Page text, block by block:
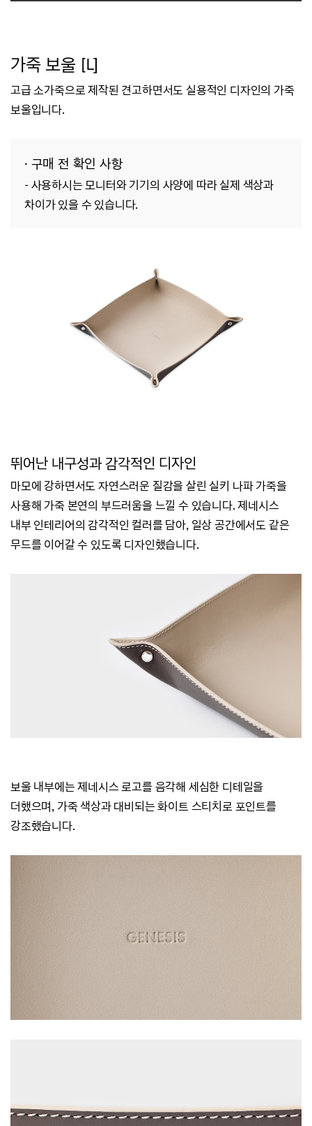
가죽 보울 [L]
고급 소가죽으로 제작된 견고하면서도 실용적인 디자인의 가죽
보울입니다.
· 구매 전 확인 사항
- 사용하시는 모니터와 기기의 사양에 따라 실제 색상과
차이가 있을 수 있습니다.
뛰어난 내구성과 감각적인 디자인
마모에 강하면서도 자연스러운 질감을 살린 실키 나파 가죽을
사용해 가죽 본연의 부드러움을 느낄 수 있습니다.제네시스
내부 인테리어의 감각적인 컬러를 담아, 일상 공간에서도 같은
무드를 이어갈 수 있도록 디자인했습니다.
보울 내부에는 제네시스 로고를 음각해 세심한 디테일을
더했으며, 가죽 색상과 대비되는 화이트 스티치로 포인트를
강조했습니다.